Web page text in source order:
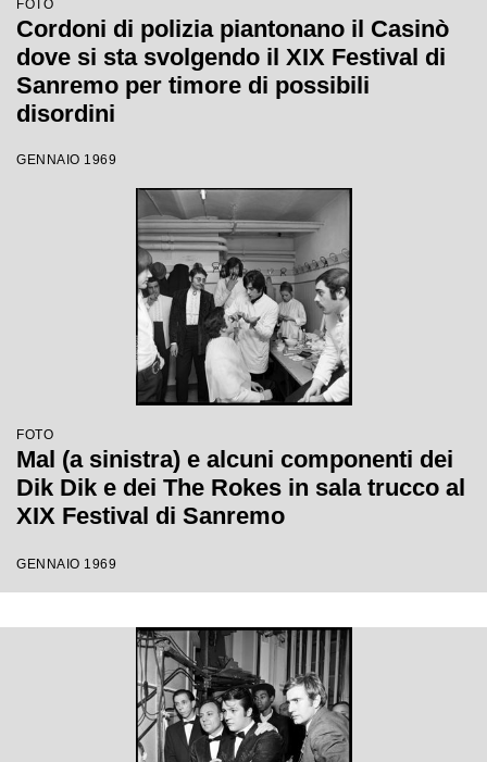
FOTO
Cordoni di polizia piantonano il Casinò
dove si sta svolgendo il XIX Festival di
Sanremo per timore di possibili
disordini
GENNAIO 1969
FOTO
Mal (a sinistra) e alcuni componenti dei
Dik Dik e dei The Rokes in sala trucco al
XIX Festival di Sanremo
GENNAIO 1969